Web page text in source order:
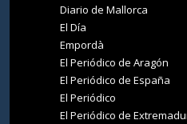
Diario de Mallorca
El Día
Empordà
El Periódico de Aragón
El Periódico de España
El Periódico
El Periódico de